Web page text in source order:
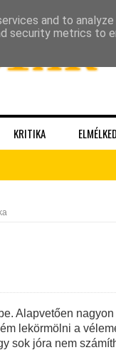
KRITIKA
Alapvetően
lekörmölni a
sok jóra nem
and to
security metrics to